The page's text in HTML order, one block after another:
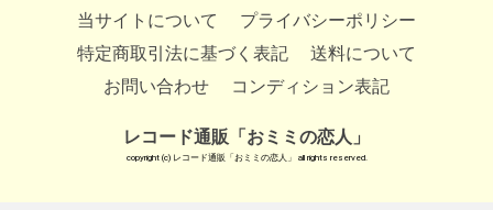
当サイトについて
プライバシーポリシー
特定商取引法に基づく表記
送料について
お問い合わせ
コンディション表記
レコード通販「おミミの恋人」
copyright (c) レコード通販「おミミの恋人」 all rights reserved.